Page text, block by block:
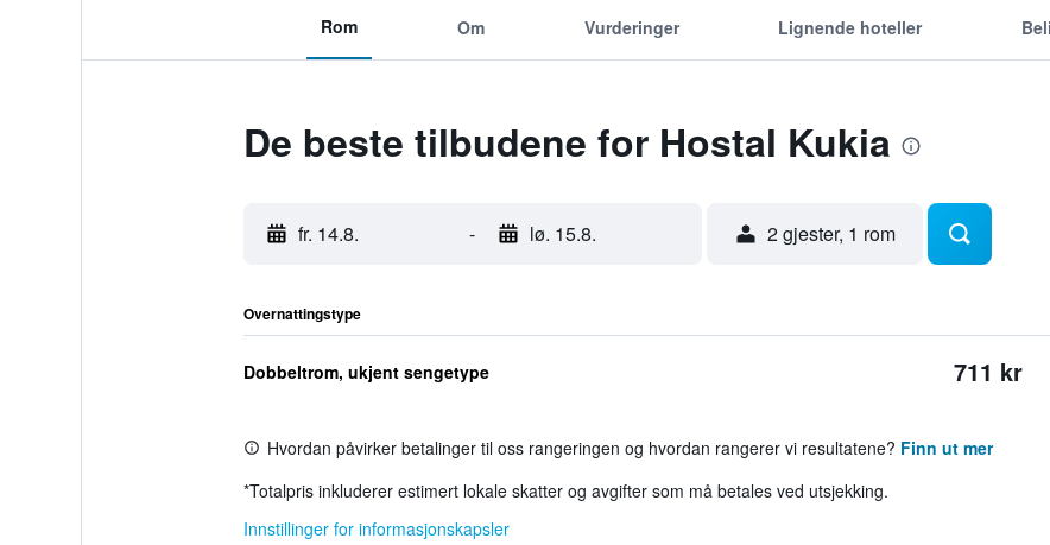
Rom Om Vurderinger Lignende hoteller
De beste tilbudene for Hostal Kukia
fr. 14.8. - lø. 15.8. 2 gjester, 1 rom
Overnattingstype
Dobbeltrom, ukjent sengetype 711 kr
Hvordan påvirker betalinger til oss rangeringen og hvordan rangerer vi resultatene? Finn ut mer
*Totalpris inkluderer estimert lokale skatter og avgifter som må betales ved utsjekking.
Innstillinger for informasjonskapsler